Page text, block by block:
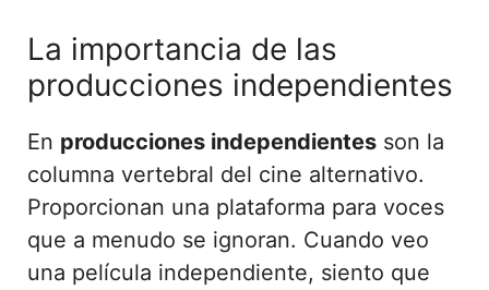
La importancia de las
producciones independientes
En producciones independientes son la
columna vertebral del cine alternativo.
Proporcionan una plataforma para voces
que a menudo se ignoran. Cuando veo
una película independiente, siento que